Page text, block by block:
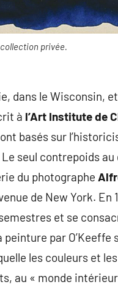
collection privée.
dans le Wisconsin, et
à l’Art Institute de
basés sur
seul contrepoids
du photographe
de New York. En
et se
peinture par
les couleurs et
au « monde